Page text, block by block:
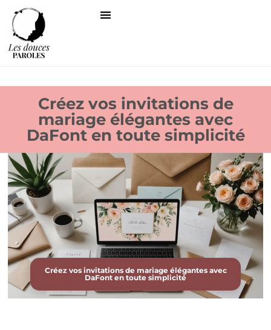
Créez vos invitations de
mariage élégantes avec
DaFont en toute simplicité
Créez vos invitations de mariage élégantes avec
DaFont en toute simplicité